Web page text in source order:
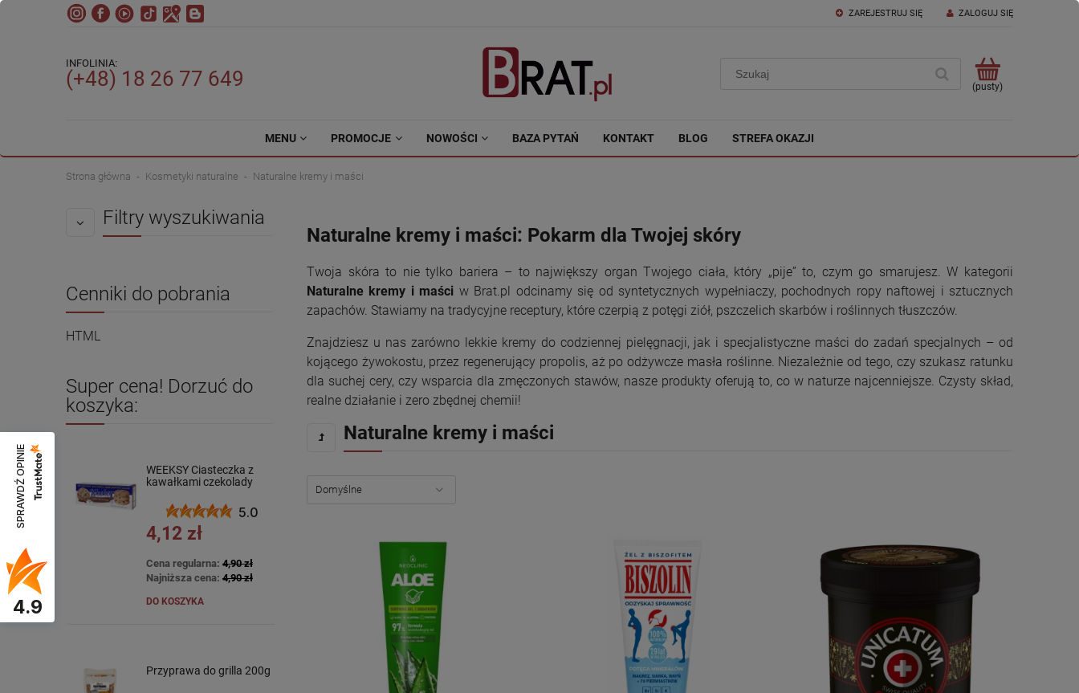
ZAREJESTRUJ SIĘ ZALOGUJ SIĘ
INFOLINIA:
(+48) 18 26 77 649 (pusty)
MENU PROMOCJE NOWOŚCI BAZA PYTAŃ KONTAKT BLOG STREFA OKAZJI
Strona główna Kosmetyki naturalne Naturalne kremy i maści
Filtry wyszukiwania
Cenniki do pobrania
HTML
Super cena! Dorzuć do
koszyka:
WEEKSY Ciasteczka z
kawałkami czekolady
5.0
4,12 zł
Cena regularna: 4,90 zł
Najniższa cena: 4,90 zł
DO KOSZYKA
Przyprawa do grilla 200g
Naturalne kremy i maści: Pokarm dla Twojej skóry
Twoja skóra to nie tylko bariera – to największy organ Twojego ciała, który „pije” to, czym go smarujesz. W kategorii
Naturalne kremy i maści w Brat.pl odcinamy się od syntetycznych wypełniaczy, pochodnych ropy naftowej i sztucznych
zapachów. Stawiamy na tradycyjne receptury, które czerpią z potęgi ziół, pszczelich skarbów i roślinnych tłuszczów.
Znajdziesz u nas zarówno lekkie kremy do codziennej pielęgnacji, jak i specjalistyczne maści do zadań specjalnych – od
kojącego żywokostu, przez regenerujący propolis, aż po odżywcze masła roślinne. Niezależnie od tego, czy szukasz ratunku
dla suchej cery, czy wsparcia dla zmęczonych stawów, nasze produkty oferują to, co w naturze najcenniejsze. Czysty skład,
realne działanie i zero zbędnej chemii!
Naturalne kremy i maści
SPRAWDŹ OPINIE
4.9